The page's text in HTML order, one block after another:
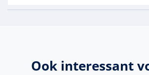
Ook interessant